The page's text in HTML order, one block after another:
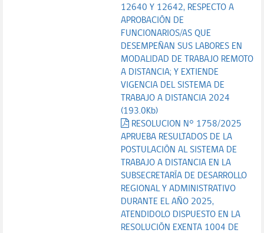
12640 Y 12642, RESPECTO A
APROBACIÓN DE
FUNCIONARIOS/AS QUE
DESEMPEÑAN SUS LABORES EN
MODALIDAD DE TRABAJO REMOTO
A DISTANCIA; Y EXTIENDE
VIGENCIA DEL SISTEMA DE
TRABAJO A DISTANCIA 2024
(193.0Kb)
RESOLUCION N° 1758/2025
APRUEBA RESULTADOS DE LA
POSTULACIÓN AL SISTEMA DE
TRABAJO A DISTANCIA EN LA
SUBSECRETARÍA DE DESARROLLO
REGIONAL Y ADMINISTRATIVO
DURANTE EL AÑO 2025,
ATENDIDOLO DISPUESTO EN LA
RESOLUCIÓN EXENTA 1004 DE